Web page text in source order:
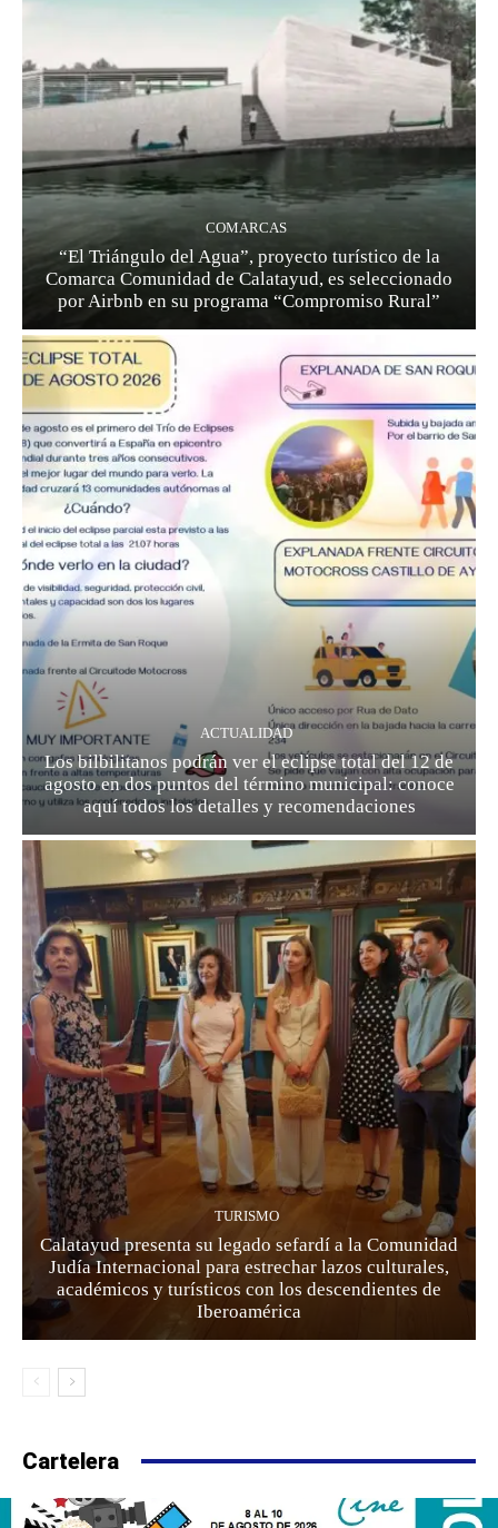
COMARCAS
“El Triángulo del Agua”, proyecto turístico de la
Comarca Comunidad de Calatayud, es seleccionado
por Airbnb en su programa “Compromiso Rural”
ACTUALIDAD
Los bilbilitanos podrán ver el eclipse total del 12 de
agosto en dos puntos del término municipal: conoce
aquí todos los detalles y recomendaciones
TURISMO
Calatayud presenta su legado sefardí a la Comunidad
Judía Internacional para estrechar lazos culturales,
académicos y turísticos con los descendientes de
Iberoamérica
Cartelera